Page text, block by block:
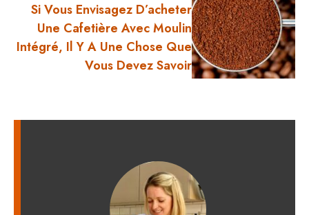
Si Vous Envisagez D’acheter
Une Cafetière Avec Moulin
Intégré, Il Y A Une Chose Que
Vous Devez Savoir